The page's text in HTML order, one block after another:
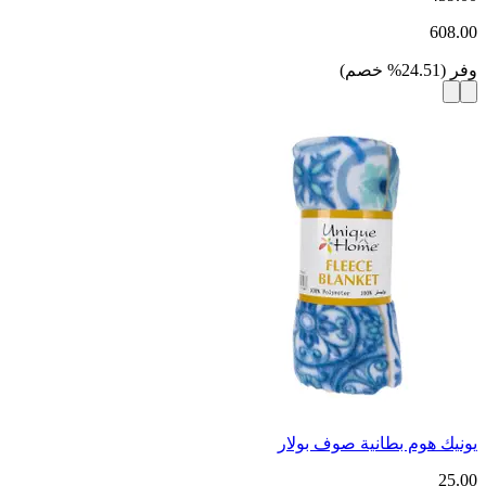
608.00
وفر (
24.51
% خصم)
يونيك هوم بطانية صوف بولار
25.00